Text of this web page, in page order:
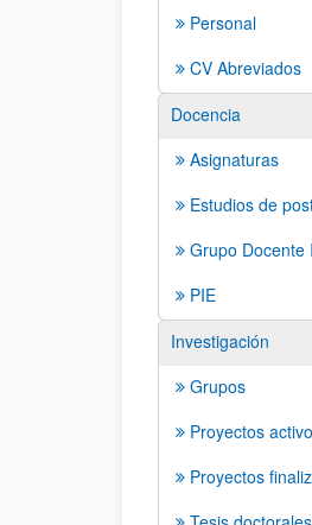
Personal
CV Abreviados
Docencia
Asignaturas
Estudios de
Grupo Docente
PIE
Investigación
Grupos
Proyectos
Proyectos